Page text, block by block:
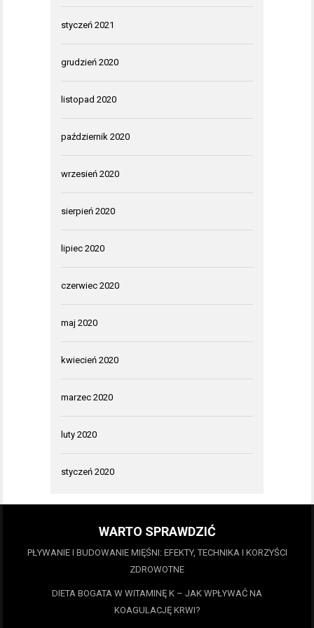
styczeń 2021
grudzień 2020
listopad 2020
październik 2020
wrzesień 2020
sierpień 2020
lipiec 2020
czerwiec 2020
maj 2020
kwiecień 2020
marzec 2020
luty 2020
styczeń 2020
WARTO SPRAWDZIĆ
PŁYWANIE I BUDOWANIE MIĘŚNI: EFEKTY, TECHNIKA I KORZYŚCI
ZDROWOTNE
DIETA BOGATA W WITAMINĘ K – JAK WPŁYWAĆ NA
KOAGULACJĘ KRWI?